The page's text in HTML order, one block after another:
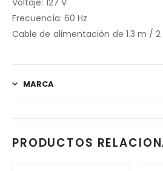
Frecuencia: 60 Hz
Cable de alimentación de 1.3 m / 2
MARCA
PRODUCTOS